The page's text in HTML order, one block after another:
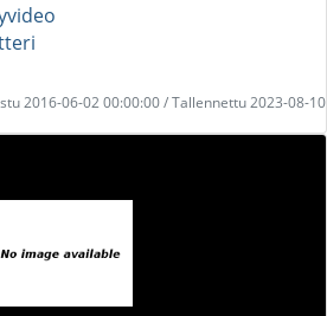
2016-06-02 00:00:00 / Tallennettu 2023-08-10